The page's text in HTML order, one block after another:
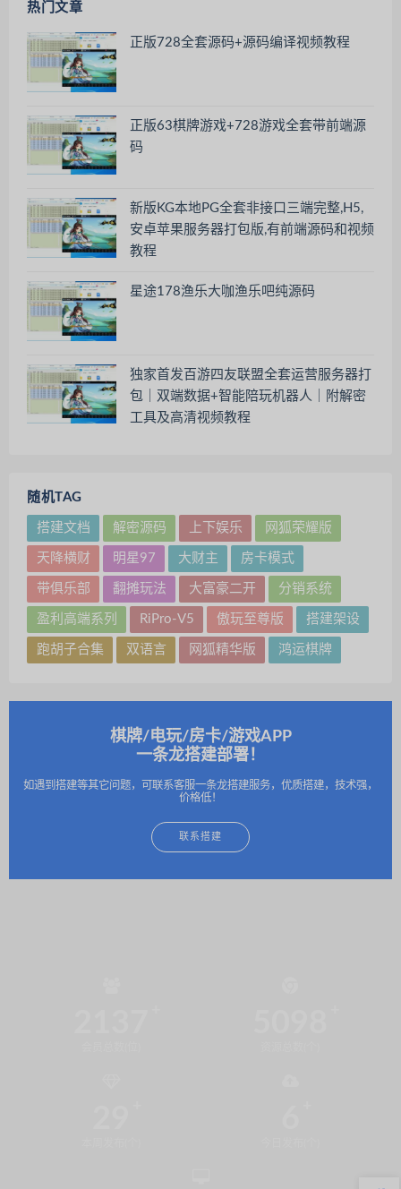
热门文章
正版728全套源码+源码编译视频教程
正版63棋牌游戏+728游戏全套带前端源
码
新版KG本地PG全套非接口三端完整,H5,
安卓苹果服务器打包版,有前端源码和视频
教程
星途178渔乐大咖渔乐吧纯源码
独家首发百游四友联盟全套运营服务器打
包｜双端数据+智能陪玩机器人｜附解密
工具及高清视频教程
随机TAG
搭建文档 解密源码 上下娱乐 网狐荣耀版
天降横财 明星97 大财主 房卡模式
带俱乐部 翻摊玩法 大富豪二开 分销系统
盈利高端系列 RiPro-V5 傲玩至尊版 搭建架设
跑胡子合集 双语言 网狐精华版 鸿运棋牌
棋牌/电玩/房卡/游戏APP
一条龙搭建部署！
如遇到搭建等其它问题，可联系客服一条龙搭建服务，优质搭建，技术强，
价格低！
联系搭建